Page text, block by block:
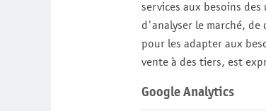
services aux besoins
d'analyser le marché,
pour les adapter aux
vente à des tiers, est
Google Analytics